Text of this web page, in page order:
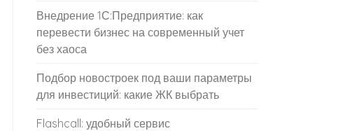
Внедрение 1С:Предприятие: как
перевести бизнес на современный учет
без хаоса
Подбор новостроек под ваши параметры
для инвестиций: какие ЖК выбрать
Flashcall: удобный сервис